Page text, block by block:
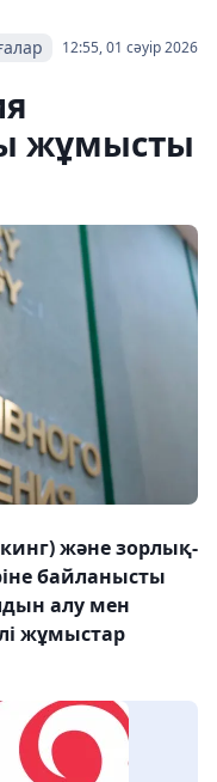
12:55, 01 сәуір 2026
жұмысты
және зорлық-
байланысты
алу мен
жұмыстар